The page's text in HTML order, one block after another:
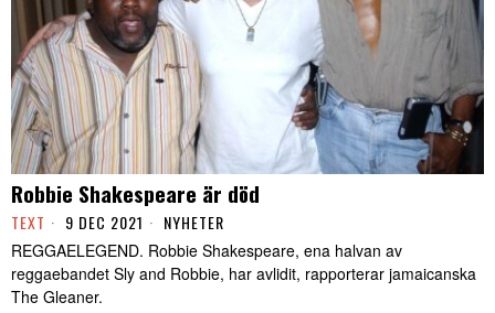
Robbie Shakespeare är död
TEXT 9 DEC 2021 NYHETER
REGGAELEGEND. Robbie Shakespeare, ena halvan av
reggaebandet Sly and Robbie, har avlidit, rapporterar jamaicanska
The Gleaner.